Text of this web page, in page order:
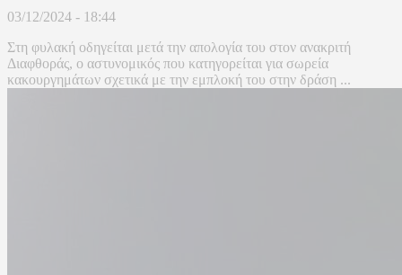
03/12/2024 - 18:44
Στη φυλακή οδηγείται μετά την απολογία του στον ανακριτή
Διαφθοράς, ο αστυνομικός που κατηγορείται για σωρεία
κακουργημάτων σχετικά με την εμπλοκή του στην δράση ...